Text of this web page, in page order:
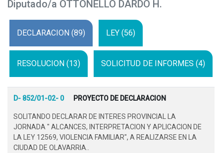
Diputado/a OTTONELLO DARDO H.
DECLARACION (89) LEY (56)
RESOLUCION (13) SOLICITUD DE INFORMES (4)
D- 852/01-02- 0 PROYECTO DE DECLARACION
SOLITANDO DECLARAR DE INTERES PROVINCIAL LA
JORNADA " ALCANCES, INTERPRETACION Y APLICACION DE
LA LEY 12569, VIOLENCIA FAMILIAR", A REALIZARSE EN LA
CIUDAD DE OLAVARRIA..